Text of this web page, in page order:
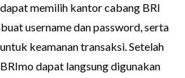
memilih kantor cabang BRI
username dan password, serta
keamanan transaksi. Setelah
dapat langsung digunakan